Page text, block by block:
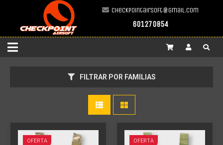
checkpointairsoft@gmail.com
601270854
FILTRAR POR FAMILIAS
OFERTA OFERTA
Más info